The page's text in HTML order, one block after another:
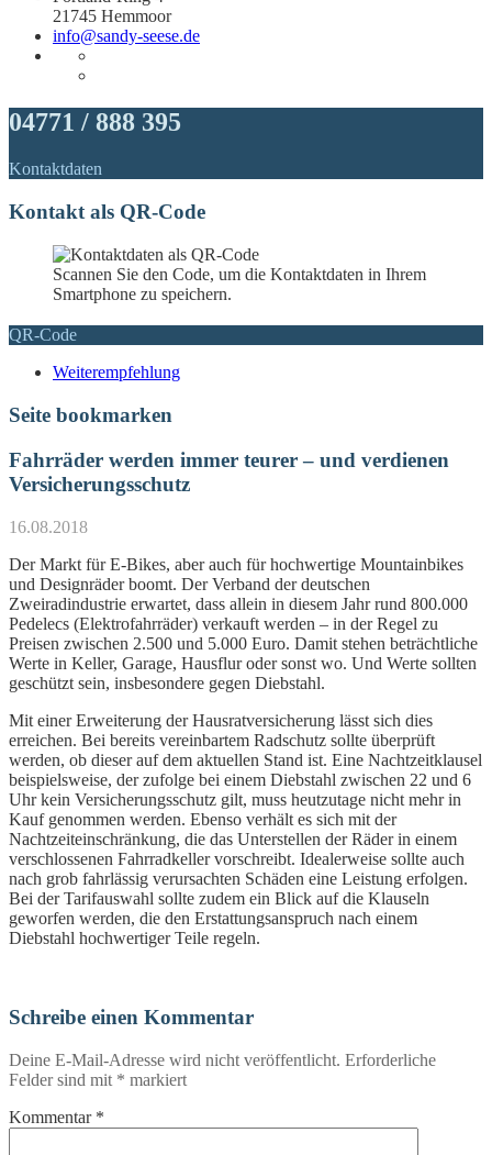
21745 Hemmoor
info@sandy-seese.de
04771 / 888 395
Kontaktdaten
Kontakt als QR-Code
Scannen Sie den Code, um die Kontaktdaten in Ihrem
Smartphone zu speichern.
QR-Code
Weiterempfehlung
Seite bookmarken
Fahrräder werden immer teurer – und verdienen
Versicherungsschutz
16.08.2018
Der Markt für E-Bikes, aber auch für hochwertige Mountainbikes
und Designräder boomt. Der Verband der deutschen
Zweiradindustrie erwartet, dass allein in diesem Jahr rund 800.000
Pedelecs (Elektrofahrräder) verkauft werden – in der Regel zu
Preisen zwischen 2.500 und 5.000 Euro. Damit stehen beträchtliche
Werte in Keller, Garage, Hausflur oder sonst wo. Und Werte sollten
geschützt sein, insbesondere gegen Diebstahl.
Mit einer Erweiterung der Hausratversicherung lässt sich dies
erreichen. Bei bereits vereinbartem Radschutz sollte überprüft
werden, ob dieser auf dem aktuellen Stand ist. Eine Nachtzeitklausel
beispielsweise, der zufolge bei einem Diebstahl zwischen 22 und 6
Uhr kein Versicherungsschutz gilt, muss heutzutage nicht mehr in
Kauf genommen werden. Ebenso verhält es sich mit der
Nachtzeiteinschränkung, die das Unterstellen der Räder in einem
verschlossenen Fahrradkeller vorschreibt. Idealerweise sollte auch
nach grob fahrlässig verursachten Schäden eine Leistung erfolgen.
Bei der Tarifauswahl sollte zudem ein Blick auf die Klauseln
geworfen werden, die den Erstattungsanspruch nach einem
Diebstahl hochwertiger Teile regeln.
Schreibe einen Kommentar
Deine E-Mail-Adresse wird nicht veröffentlicht. Erforderliche
Felder sind mit * markiert
Kommentar *